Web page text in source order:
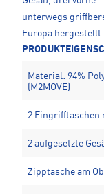
unterwegs
Europa hergestellt.
Material: 94%
(M2MOVE)
2 Eingrifftaschen
2 aufgesetzte
Zipptasche am